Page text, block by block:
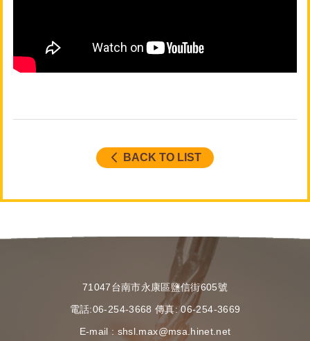
BACK TO LIST
71047台南市永康區鹽信街605號
電話:06-254-3668 傳真: 06-254-3669
E-mail : shsl.max@msa.hinet.net